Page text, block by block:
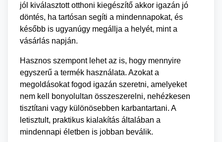
jól kiválasztott otthoni kiegészítő akkor igazán jó
döntés, ha tartósan segíti a mindennapokat, és
később is ugyanúgy megállja a helyét, mint a
vásárlás napján.
Hasznos szempont lehet az is, hogy mennyire
egyszerű a termék használata. Azokat a
megoldásokat fogod igazán szeretni, amelyeket
nem kell bonyolultan összeszerelni, nehézkesen
tisztítani vagy különösebben karbantartani. A
letisztult, praktikus kialakítás általában a
mindennapi életben is jobban beválik.